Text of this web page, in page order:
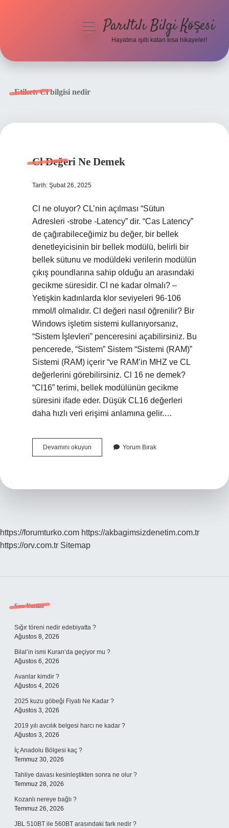
menüyüParıltılı Bilgi Köşesi
Hayatına ışıltı katan kısa hikayeler!
Etiket:Cl bilgisi nedir
Cl Değeri Ne Demek
Tarih: Şubat 26, 2025
Cl ne oluyor? CL’nin açılması “Sütun
Adresleri -strobe -Latency” dir. “Cas Latency”
de çağırabileceğimiz bu değer, bir bellek
denetleyicisinin bir bellek modülü, belirli bir
bellek sütunu ve modüldeki verilerin modülün
çıkış poundlarına sahip olduğu an arasındaki
gecikme süresidir. Cl ne kadar olmalı? –
Yetişkin kadınlarda klor seviyeleri 96-106
mmol/l olmalıdır. Cl değeri nasıl öğrenilir? Bir
Windows işletim sistemi kullanıyorsanız,
“Sistem İşlevleri” penceresini açabilirsiniz. Bu
pencerede, “Sistem” Sistem “Sistemi (RAM)”
Sistemi (RAM) içerir “ve RAM’in MHZ ve CL
değerlerini görebilirsiniz. Cl 16 ne demek?
“Cl16” terimi, bellek modülünün gecikme
süresini ifade eder. Düşük CL16 değerleri
daha hızlı veri erişimi anlamına gelir.…
Devamını okuyun
Değeri
Yorum Bırak
https://forumturko.com https://akbagimsizdenetim.com.tr
https://orv.com.tr Sitemap
Sidebar
Son Yazılar
Sığır töreni nedir edebiyatta ?
Ağustos 8, 2026
Bilal’in ismi Kuran’da geçiyor mu ?
Ağustos 6, 2026
Avanlar kimdir ?
Ağustos 4, 2026
2025 kuzu göbeği Fiyatı Ne Kadar ?
Ağustos 3, 2026
2019 yılı avcılık belgesi harcı ne kadar ?
Ağustos 3, 2026
İç Anadolu Bölgesi kaç ?
Temmuz 30, 2026
Tahliye davası kesinleştikten sonra ne olur ?
Temmuz 28, 2026
Kozanlı nereye bağlı ?
Temmuz 26, 2026
JBL 510BT ile 560BT arasındaki fark nedir ?